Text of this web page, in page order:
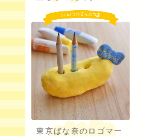
東京ばな奈のロゴマー